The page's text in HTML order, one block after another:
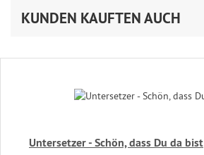
KUNDEN KAUFTEN AUCH
Untersetzer - Schön, dass Du da bist